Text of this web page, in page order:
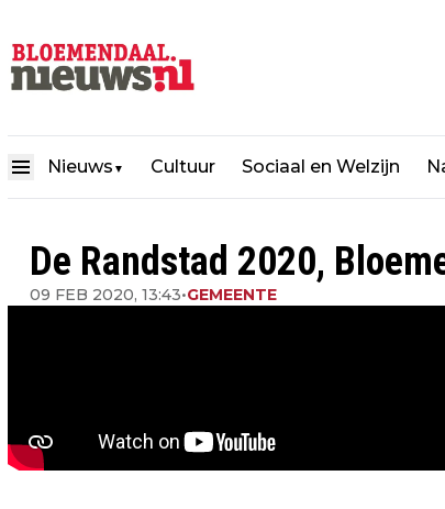
Nieuws ▼ Cultuur Sociaal en Welzijn
De Randstad 2020,
09 FEB 2020, 13:43•GEMEENTE